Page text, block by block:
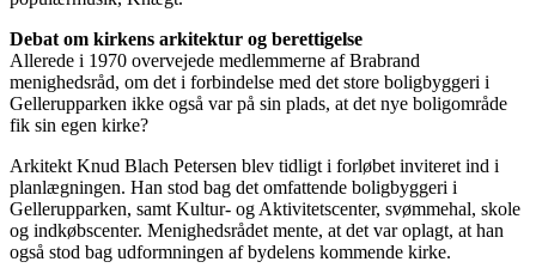
Debat om kirkens arkitektur og berettigelse
Allerede i 1970 overvejede medlemmerne af Brabrand
menighedsråd, om det i forbindelse med det store boligbyggeri i
Gellerupparken ikke også var på sin plads, at det nye boligområde
fik sin egen kirke?
Arkitekt Knud Blach Petersen blev tidligt i forløbet inviteret ind i
planlægningen. Han stod bag det omfattende boligbyggeri i
Gellerupparken, samt Kultur- og Aktivitetscenter, svømmehal, skole
og indkøbscenter. Menighedsrådet mente, at det var oplagt, at han
også stod bag udformningen af bydelens kommende kirke.